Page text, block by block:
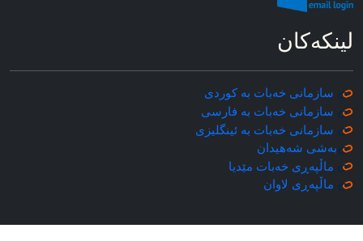
لینکه‌کان
سازمانی خه‌بات به کوردی
سازمانی خه‌بات به فارسی
سازمانی خه‌بات به ئینگلیزی
به‌شی شه‌هیدان
ماڵپه‌ڕی خه‌بات مێدیا
ماڵپه‌ڕی لاوان